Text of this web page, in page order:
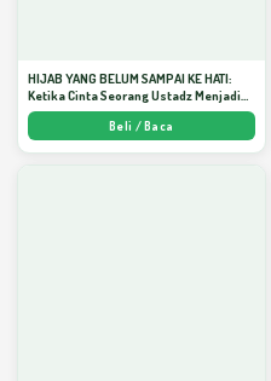
HIJAB YANG BELUM SAMPAI KE HATI:
Ketika Cinta Seorang Ustadz Menjadi
Cermin yang Paling Kejam - Arda
Beli / Baca